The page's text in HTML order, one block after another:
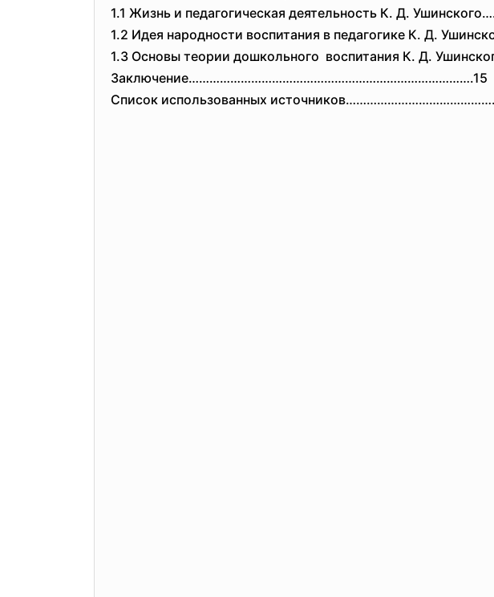
1.1 Жизнь и педагогическая деятельность К. Д.
1.2 Идея народности воспитания в педагогике К. Д.
1.3 Основы теории дошкольного воспитания К. Д.
Заключение……………………………………………………………………….15
Список использованных